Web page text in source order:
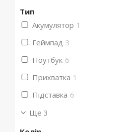
Тип
Акумулятор 1
Геймпад 3
Ноутбук 6
Прихватка 1
Підставка 6
Ще 3